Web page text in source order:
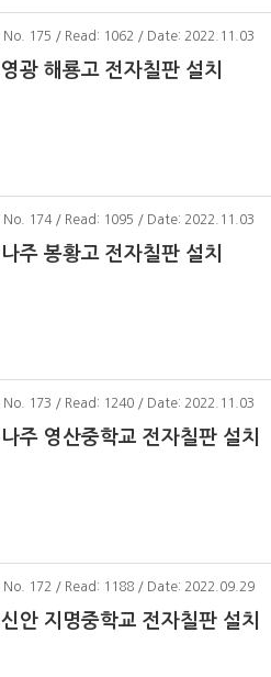
No . 175 / Read: 1062 / Date: 2022.11.03
영광 해룡고 전자칠판 설치
No . 174 / Read: 1095 / Date: 2022.11.03
나주 봉황고 전자칠판 설치
No . 173 / Read: 1240 / Date: 2022.11.03
나주 영산중학교 전자칠판 설치
No . 172 / Read: 1188 / Date: 2022.09.29
신안 지명중학교 전자칠판 설치